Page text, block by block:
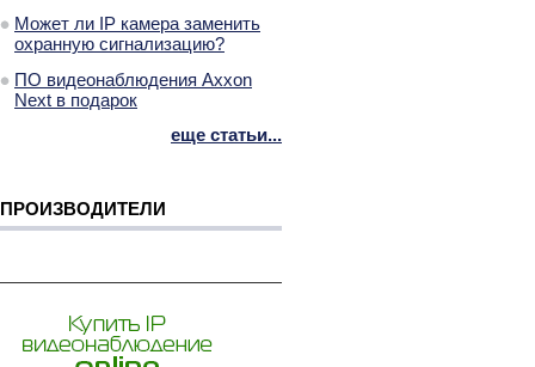
Может ли IP камера заменить
охранную сигнализацию?
ПО видеонаблюдения Axxon
Next в подарок
еще статьи...
ПРОИЗВОДИТЕЛИ